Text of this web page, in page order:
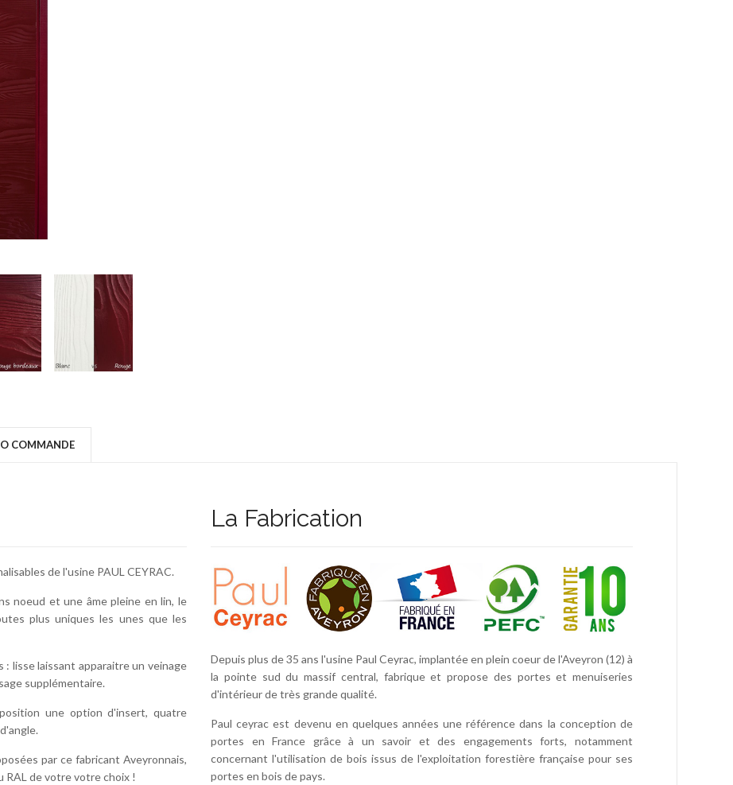
COMMANDE
de l'usine PAUL CEYRAC.
noeud et une âme pleine en lin, le
plus uniques les unes que les
lisse laissant apparaitre un veinage
supplémentaire.
une option d'insert, quatre
par ce fabricant Aveyronnais,
RAL de votre votre choix !
La Fabrication
Depuis plus de 35 ans l'usine Paul Ceyrac, implantée en plein coeur de l'Aveyron (12) à
la pointe sud du massif central, fabrique et propose des portes et menuiseries
d'intérieur de très grande qualité.
Paul ceyrac est devenu en quelques années une référence dans la conception de
portes en France grâce à un savoir et des engagements forts, notamment
concernant l'utilisation de bois issus de l'exploitation forestière française pour ses
portes en bois de pays.